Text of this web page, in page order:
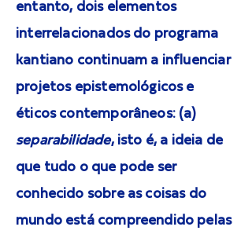
entanto, dois elementos
interrelacionados do programa
kantiano continuam a influenciar
projetos epistemológicos e
éticos contemporâneos: (a)
separabilidade, isto é, a ideia de
que tudo o que pode ser
conhecido sobre as coisas do
mundo está compreendido pelas